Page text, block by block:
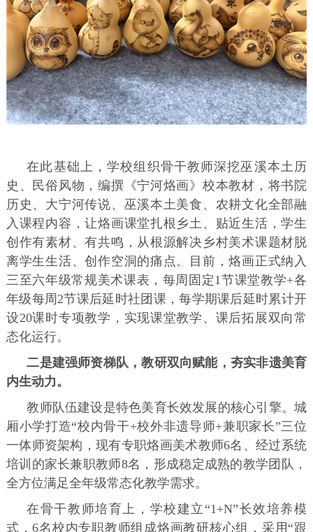
在此基础上，学校组织骨干教师深挖巫溪本土历
史、民俗风物，编撰《宁河烙画》校本教材，将书院
历史、大宁河传说、巫溪本土美食、农耕文化全部融
入课程内容，让烙画课堂扎根乡土、贴近生活，学生
创作有素材、有共鸣，从根源解决乡村美术课题材脱
离学生生活、创作空洞的痛点。目前，烙画正式纳入
三至六年级常规美术课表，每周固定1节课堂教学+各
年级每周2节课后延时社团课，每学期课后延时累计开
设20课时专项教学，实现课堂教学、课后拓展双向常
态化运行。
二是建强师资梯队，教研双向赋能，夯实非遗美育
内生动力。
教师队伍建设是特色美育长效发展的核心引擎。城
厢小学打造“校内骨干+校外非遗导师+兼职家长”三位
一体师资架构，现有专职烙画美术教师6名、经过系统
培训的家长兼职教师8名，形成稳定成熟的教学团队，
全方位满足全年级常态化教学需求。
在骨干教师培育上，学校建立“1+N”长效培养模
式，6名校内专职教师组成烙画教研核心组，采用“跟